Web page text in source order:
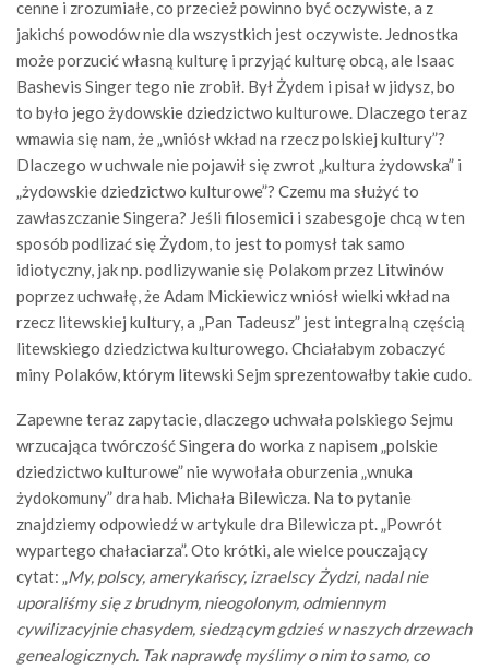
cenne i zrozumiałe, co przecież powinno być oczywiste, a z
jakichś powodów nie dla wszystkich jest oczywiste. Jednostka
może porzucić własną kulturę i przyjąć kulturę obcą, ale Isaac
Bashevis Singer tego nie zrobił. Był Żydem i pisał w jidysz, bo
to było jego żydowskie dziedzictwo kulturowe. Dlaczego teraz
wmawia się nam, że „wniósł wkład na rzecz polskiej kultury”?
Dlaczego w uchwale nie pojawił się zwrot „kultura żydowska” i
„żydowskie dziedzictwo kulturowe”? Czemu ma służyć to
zawłaszczanie Singera? Jeśli filosemici i szabesgoje chcą w ten
sposób podlizać się Żydom, to jest to pomysł tak samo
idiotyczny, jak np. podlizywanie się Polakom przez Litwinów
poprzez uchwałę, że Adam Mickiewicz wniósł wielki wkład na
rzecz litewskiej kultury, a „Pan Tadeusz” jest integralną częścią
litewskiego dziedzictwa kulturowego. Chciałabym zobaczyć
miny Polaków, którym litewski Sejm sprezentowałby takie cudo.
Zapewne teraz zapytacie, dlaczego uchwała polskiego Sejmu
wrzucająca twórczość Singera do worka z napisem „polskie
dziedzictwo kulturowe” nie wywołała oburzenia „wnuka
żydokomuny” dra hab. Michała Bilewicza. Na to pytanie
znajdziemy odpowiedź w artykule dra Bilewicza pt. „Powrót
wypartego chałaciarza”. Oto krótki, ale wielce pouczający
cytat: „My, polscy, amerykańscy, izraelscy Żydzi, nadal nie
uporaliśmy się z brudnym, nieogolonym, odmiennym
cywilizacyjnie chasydem, siedzącym gdzieś w naszych drzewach
genealogicznych. Tak naprawdę myślimy o nim to samo, co